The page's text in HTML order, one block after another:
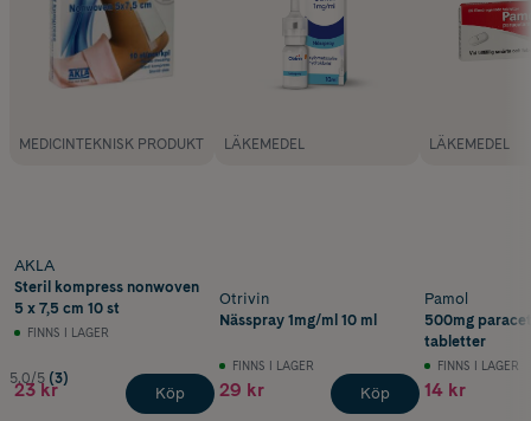
MEDICINTEKNISK PRODUKT
AKLA
Steril kompress nonwoven
5 x 7,5 cm 10 st
FINNS I LAGER
5.0/5 (3)
23 kr Köp
LÄKEMEDEL
Otrivin
Nässpray 1mg/ml 10 ml
FINNS I LAGER
29 kr Köp
LÄKEMEDEL
Pamol
500mg
tabletter
FINNS I LAGER
14 kr